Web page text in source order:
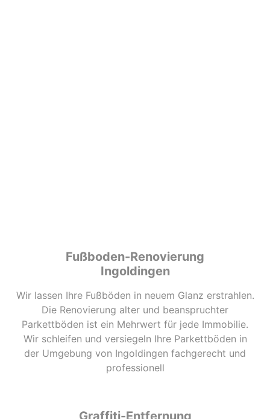
Fußboden-Renovierung
Ingoldingen
Wir lassen Ihre Fußböden in neuem Glanz erstrahlen.
Die Renovierung alter und beanspruchter
Parkettböden ist ein Mehrwert für jede Immobilie.
Wir schleifen und versiegeln Ihre Parkettböden in
der Umgebung von Ingoldingen fachgerecht und
professionell
Graffiti-Entfernung